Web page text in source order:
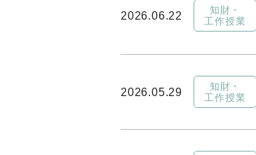
2026.06.22
知財・
工作授業
2026.05.29
知財・
工作授業